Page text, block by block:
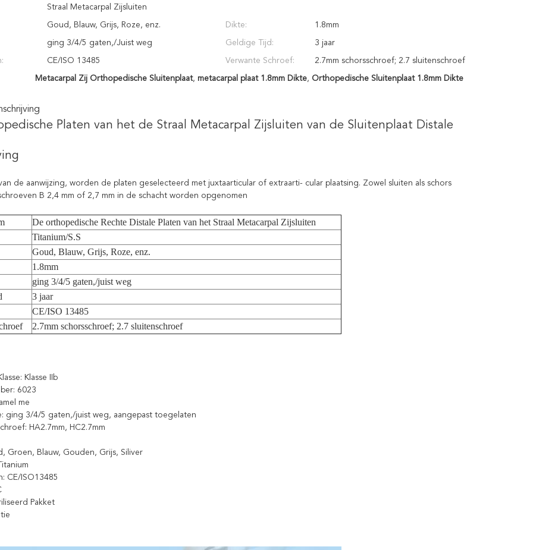
Straal Metacarpal Zijsluiten
Goud, Blauw, Grijs, Roze, enz. Dikte: 1.8mm
ging 3/4/5 gaten,/Juist weg Geldige Tijd: 3 jaar
CE/ISO 13485 Verwante Schroef: 2.7mm schorsschroef; 2.7 sluitenschroef
Metacarpal Zij Orthopedische Sluitenplaat, metacarpal plaat 1.8mm Dikte, Orthopedische Sluitenplaat 1.8mm Dikte
Platen van het de Straal Metacarpal Zijsluiten van de Sluitenplaat Distale
de aanwijzing, worden de platen geselecteerd met juxtaarticular of extraarti- cular plaatsing. Zowel sluiten als schors
B 2,4 mm of 2,7 mm in de schacht worden opgenomen
De orthopedische Rechte Distale Platen van het Straal Metacarpal Zijsluiten
Titanium/S.S
Goud, Blauw, Grijs, Roze, enz.
1.8mm
ging 3/4/5 gaten,/juist weg
3 jaar
CE/ISO 13485
2.7mm schorsschroef; 2.7 sluitenschroef
Klasse IIb
6023
me
ging 3/4/5 gaten,/juist weg, aangepast toegelaten
HA2.7mm, HC2.7mm
Groen, Blauw, Gouden, Grijs, Siliver
CE/ISO13485
Pakket